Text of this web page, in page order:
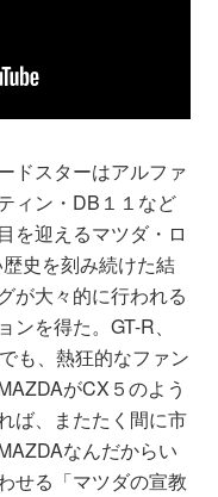
ドスターはアルファ
ィン・DB１１など
を迎えるマツダ・ロ
史を刻み続けた結
が大々的に行われる
を得た。GT-R、
も、熱狂的なファン
がCX５のよう
ば、またたく間に市
なんだからい
せる「マツダの宣教